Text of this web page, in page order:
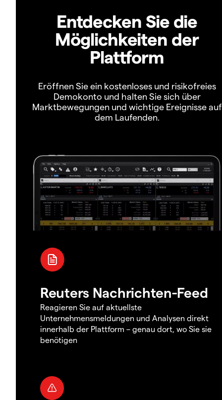
Entdecken Sie die
Möglichkeiten der
Plattform
Eröffnen Sie ein kostenloses und risikofreies
Demokonto und halten Sie sich über
Marktbewegungen und wichtige Ereignisse auf
dem Laufenden.
Reuters Nachrichten-Feed
Reagieren Sie auf aktuellste
Unternehmensmeldungen und Analysen direkt
innerhalb der Plattform – genau dort, wo Sie sie
benötigen